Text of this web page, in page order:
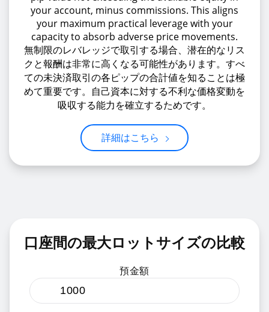
your account, minus commissions. This aligns
your maximum practical leverage with your
capacity to absorb adverse price movements.
無制限のレバレッジで取引する場合、潜在的なリス
クと報酬は非常に高くなる可能性があります。すべ
ての未決済取引の各ピップの合計値を知ることは極
めて重要です。自己資本に対する不利な価格変動を
吸収する能力を確立するためです。
詳細はこちら
口座間の最大ロットサイズの比較
預金額